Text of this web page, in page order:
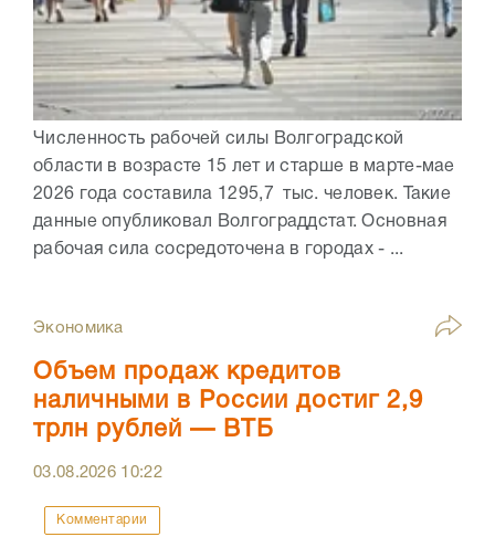
Численность рабочей силы Волгоградской
области в возрасте 15 лет и старше в марте-мае
2026 года составила 1295,7 тыс. человек. Такие
данные опубликовал Волгограддстат. Основная
рабочая сила сосредоточена в городах - ...
Экономика
Объем продаж кредитов
наличными в России достиг 2,9
трлн рублей — ВТБ
03.08.2026 10:22
Комментарии